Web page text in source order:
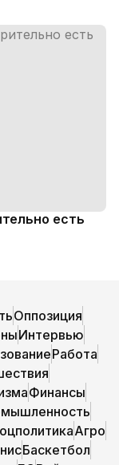
есть
Оппозиция
Интервью
Работа
Финансы
Агро
Баскетбол